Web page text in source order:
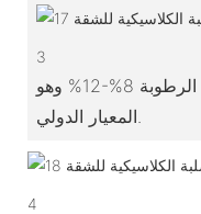
3
يتم تجفيف الخشب ليصبح محتوى الرطوبة 8%-12% وهو
4